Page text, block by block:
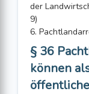
der
9)
6.
§ 36
können